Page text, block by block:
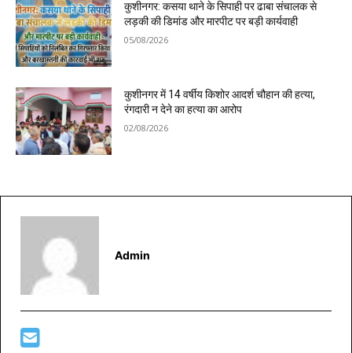
कुशीनगर: कसया थाने के सिपाही पर ढाबा संचालक से
लड़की की डिमांड और मारपीट पर बड़ी कार्यवाही
05/08/2026
कुशीनगर में 14 वर्षीय किशोर आदर्श चौहान की हत्या,
रंगदारी न देने का हत्या का आरोप
02/08/2026
Admin